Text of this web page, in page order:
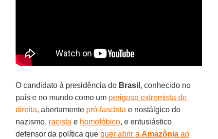
O candidato à presidência do Brasil , conhecido no
país e no mundo como um perigoso extremista de
direita, abertamente pró-fascista e nostálgico do
nazismo, racista e homofóbico, e entusiástico
defensor da política quequer abrir aAmazônia ao